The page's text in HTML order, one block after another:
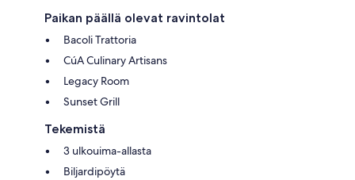
Paikan päällä olevat ravintolat
Bacoli Trattoria
CúA Culinary Artisans
Legacy Room
Sunset Grill
Tekemistä
3 ulkouima-allasta
Biljardipöytä